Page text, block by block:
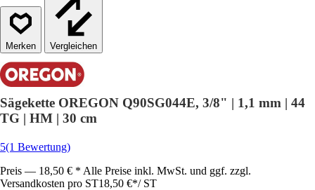
Vergleichen
Sägekette OREGON Q90SG044E, 3/8" | 1,1 mm | 44
TG | HM | 30 cm
5(1 Bewertung)
Preis — 18,50 € * Alle Preise inkl. MwSt. und ggf. zzgl.
Versandkosten pro ST18,50 €*/ ST